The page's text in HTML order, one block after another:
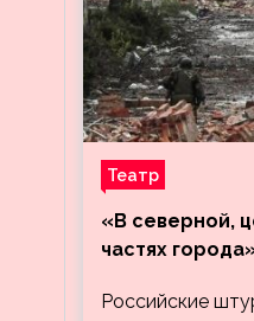
Театр
«В северной,
частях
кварталов
Российские